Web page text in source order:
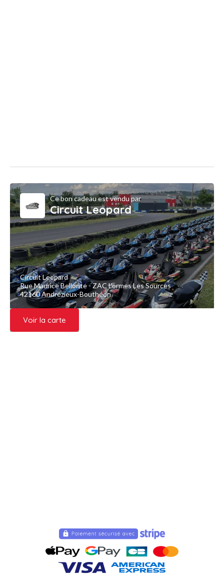
Ce bon cadeau est vendu par
Circuit Leopard
Circuit Leopard
Rue Maurice Bellonte - ZAC L'ormes Les Sources
42160 Andrézieux-Bouthéon
Voir la carte